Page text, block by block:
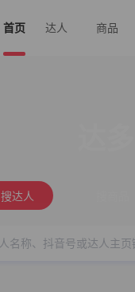
首页 达人 商品
搜达人